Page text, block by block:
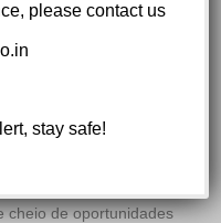
com
Emoção
cheio de oportunidades
please contact us
stay safe!